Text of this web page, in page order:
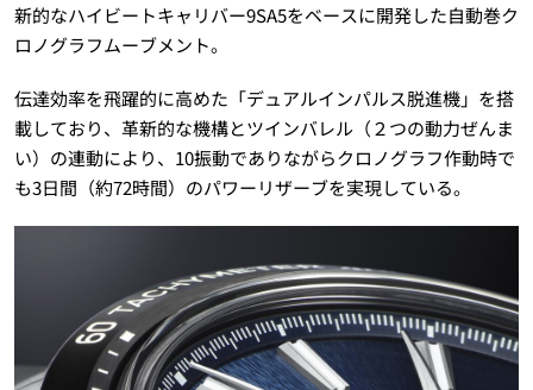
新的なハイビートキャリバー9SA5をベースに開発した自動巻ク
ロノグラフムーブメント。
伝達効率を飛躍的に高めた「デュアルインパルス脱進機」を搭
載しており、革新的な機構とツインバレル（２つの動力ぜんま
い）の連動により、10振動でありながらクロノグラフ作動時で
も3日間（約72時間）のパワーリザーブを実現している。